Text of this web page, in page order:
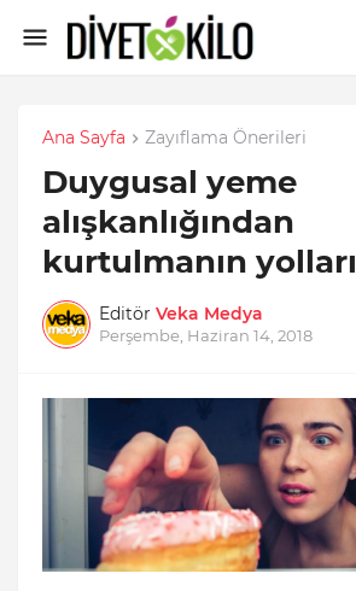
Ana Sayfa Zayıflama Önerileri
Duygusal yeme
alışkanlığından
kurtulmanın yolları
Editör Veka Medya
Perşembe, Haziran 14, 2018